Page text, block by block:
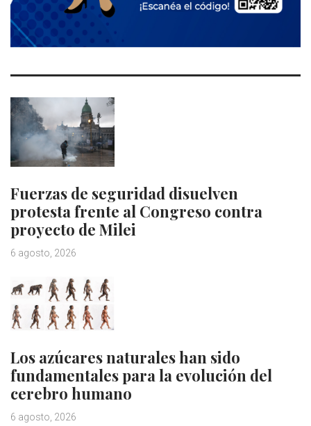
Fuerzas de seguridad disuelven
protesta frente al Congreso contra
proyecto de Milei
6 agosto, 2026
Los azúcares naturales han sido
fundamentales para la evolución del
cerebro humano
6 agosto, 2026